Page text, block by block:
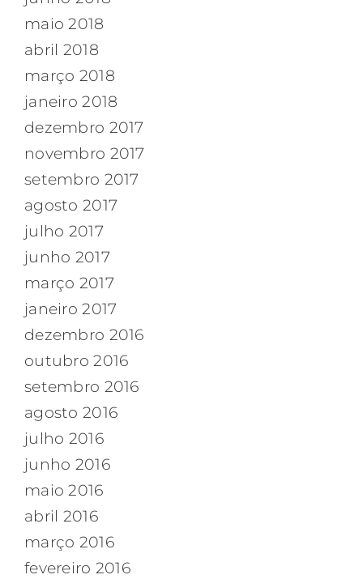
maio 2018
abril 2018
março 2018
janeiro 2018
dezembro 2017
novembro 2017
setembro 2017
agosto 2017
julho 2017
junho 2017
março 2017
janeiro 2017
dezembro 2016
outubro 2016
setembro 2016
agosto 2016
julho 2016
junho 2016
maio 2016
abril 2016
março 2016
fevereiro 2016